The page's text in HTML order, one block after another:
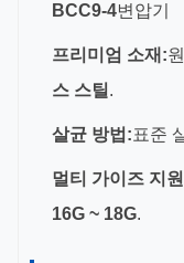
BCC9-4변압기
프리미엄 소재:
스 스틸 .
살균 방법:표준
멀티 가이즈 지
16G ~ 18G.